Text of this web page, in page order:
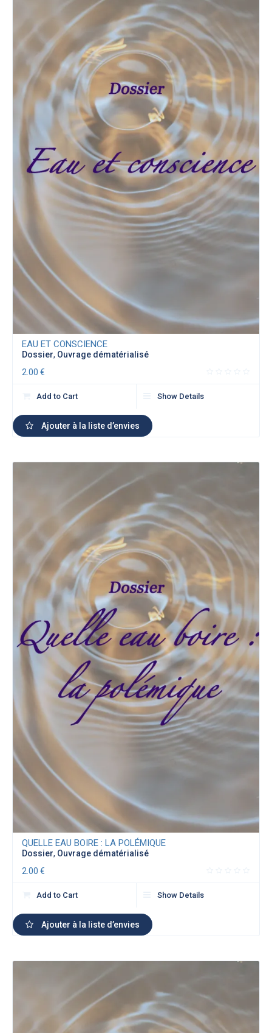
EAU ET CONSCIENCE
Dossier, Ouvrage dématérialisé
2.00€
Add to Cart Show Details
Ajouter à la liste d’envies
QUELLE EAU BOIRE : LA POLÉMIQUE
Dossier, Ouvrage dématérialisé
2.00€
Add to Cart Show Details
Ajouter à la liste d’envies